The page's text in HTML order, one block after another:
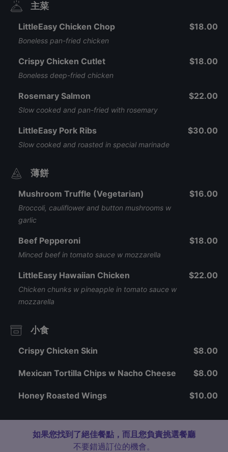
主菜
LittleEasy Chicken Chop
Boneless pan-fried chicken
$18.00
Crispy Chicken Cutlet
Boneless deep-fried chicken
$18.00
Rosemary Salmon
Slow cooked and pan-fried with rosemary
$22.00
LittleEasy Pork Ribs
Slow cooked and roasted in special marinade
$30.00
薄餅
Mushroom Truffle (Vegetarian)
Broccoli, cauliflower and button mushrooms w
garlic
$16.00
Beef Pepperoni
Minced beef in tomato sauce w mozzarella
$18.00
LittleEasy Hawaiian Chicken
Chicken chunks w pineapple in tomato sauce w
mozzarella
$22.00
小食
Crispy Chicken Skin $8.00
Mexican Tortilla Chips w Nacho Cheese $8.00
Honey Roasted Wings $10.00
如果您找到了絕佳餐點，而且您負責挑選餐廳
不要錯過訂位的機會。